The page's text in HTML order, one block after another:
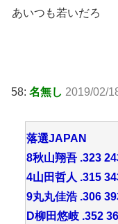
あいつも若いだろ
58: 名無し 2019/02/
落選JAPAN
8秋山翔吾 .323
4山田哲人 .315
9丸丸佳浩 .306
D柳田悠岐 .352